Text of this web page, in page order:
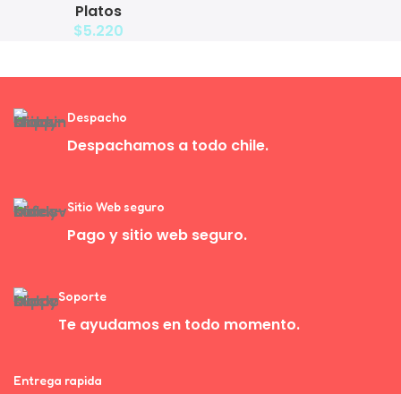
Platos
$5.220
Despacho
Despachamos a todo chile.
Sitio Web seguro
Pago y sitio web seguro.
Soporte
Te ayudamos en todo momento.
Entrega rapida